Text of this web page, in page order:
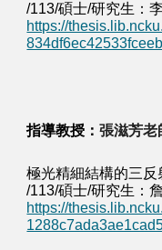
/113/碩士/研究生：
https://
指導教授：張滋芳老
極光精細結構的三
/113/碩士/研究生：
https://